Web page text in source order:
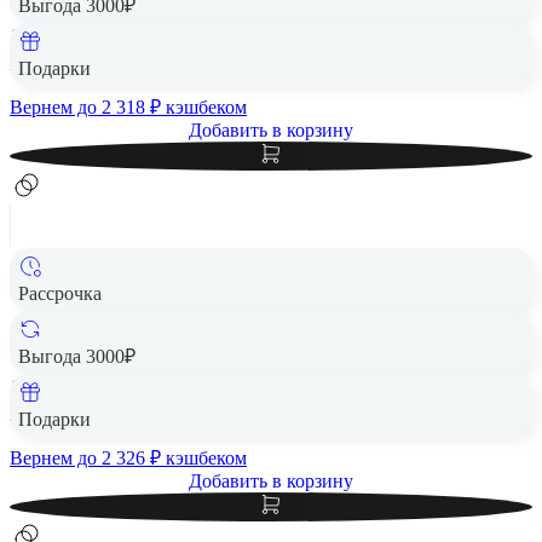
Выгода 3000₽
Подарки
1 Тб
115 890 ₽
Вернем до 2 318 ₽ кэшбеком
Добавить в корзину
Рассрочка
Выгода 3000₽
Подарки
Apple MacBook Air 13" (M5, 10C CPU, 10C GPU, 2026)
16/1Tb SSD Sky Blue, «голубое небо»
1 Тб
116 290 ₽
Вернем до 2 326 ₽ кэшбеком
Добавить в корзину